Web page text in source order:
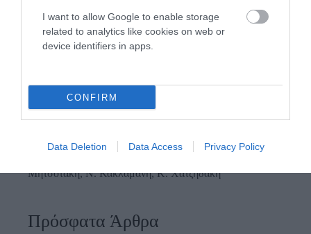
I want to allow Google to enable storage
related to analytics like cookies on web or
device identifiers in apps.
CONFIRM
Data Deletion Data Access Privacy Policy
Η ΥΔΡΟΦΟΡΑ ΤΟΥ ΕΠΑΡΧΕΙΟΥ ΧΑΘΗΚΕ! ΟΠΩΣ
ΧΑΘΗΚΑΝ ΚΑΙ ΟΙ ΑΣΦΑΛΤΟΣΤΡΩΣΕΙΣ ΤΟΥ
ΠΑΡΑΜΕΝΟΥΝ…
ΑΠΟΚΛΕΙΣΤΙΚΟ: «ΕΤΣΙ ΑΝΑΚΑΛΥΨΑ ΤΟ
ΑΝΟΙΧΤΗ ΕΠΙΣΤΟΛΗ ΠΑΛΑΙΟΠΟΛΗΣ: Προς K.
Μητσοτάκη, N. Κακλαμάνη, K. Χατζηδάκη
Πρόσφατα Άρθρα